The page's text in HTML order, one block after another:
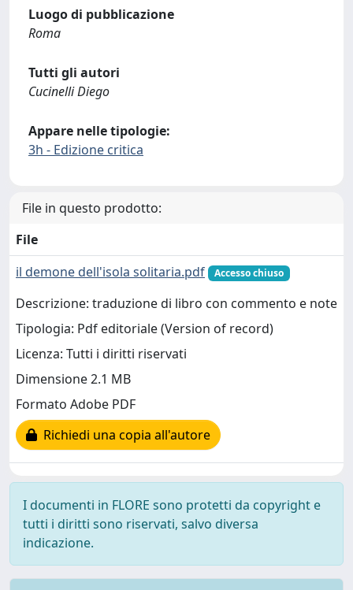
Luogo di pubblicazione
Roma
Tutti gli autori
Cucinelli Diego
Appare nelle tipologie:
3h - Edizione critica
File in questo prodotto:
File
il demone dell'isola solitaria.pdf
Accesso chiuso
Descrizione: traduzione di libro con commento e note
Tipologia: Pdf editoriale (Version of record)
Licenza: Tutti i diritti riservati
Dimensione 2.1 MB
Formato Adobe PDF
Richiedi una copia all'autore
I documenti in FLORE sono protetti da copyright e
tutti i diritti sono riservati, salvo diversa
indicazione.